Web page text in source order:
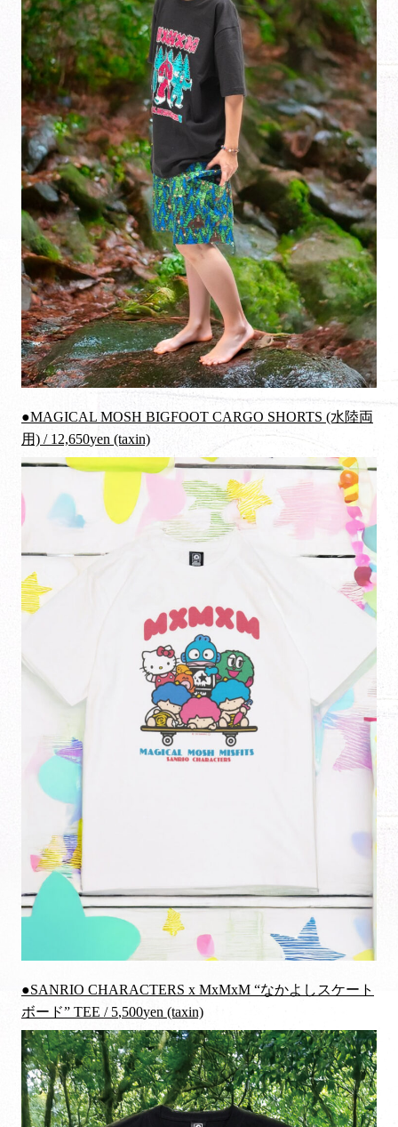
●MAGICAL MOSH BIGFOOT CARGO SHORTS (水陸両
用) / 12,650yen (taxin)
●SANRIO CHARACTERS x MxMxM “なかよしスケート
ボード” TEE / 5,500yen (taxin)